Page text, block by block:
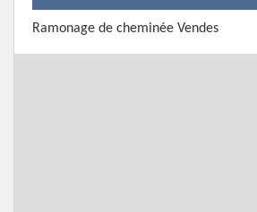
Ramonage de cheminée Vendes